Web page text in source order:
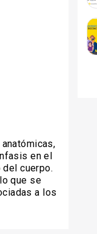
en el
cuerpo.
que se
a los